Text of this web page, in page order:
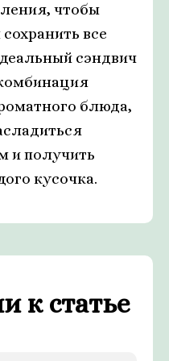
чтобы
все
сэндвич
блюда,
и получить
кусочка.
к статье